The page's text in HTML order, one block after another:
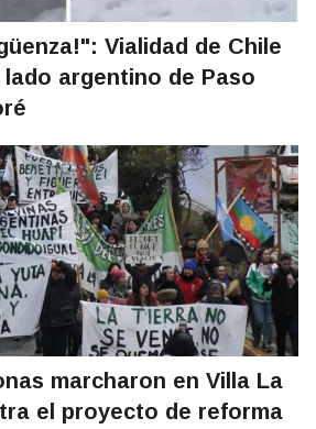
Vialidad de Chile
argentino de Paso
marcharon en Villa La
el proyecto de reforma